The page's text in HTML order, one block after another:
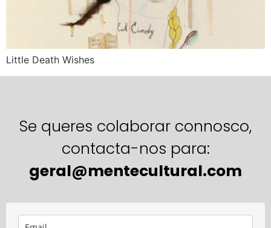
Little Death Wishes
Se queres colaborar connosco,
contacta-nos para:
geral@mentecultural.com